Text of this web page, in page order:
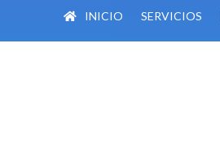
INICIO SERVICIOS